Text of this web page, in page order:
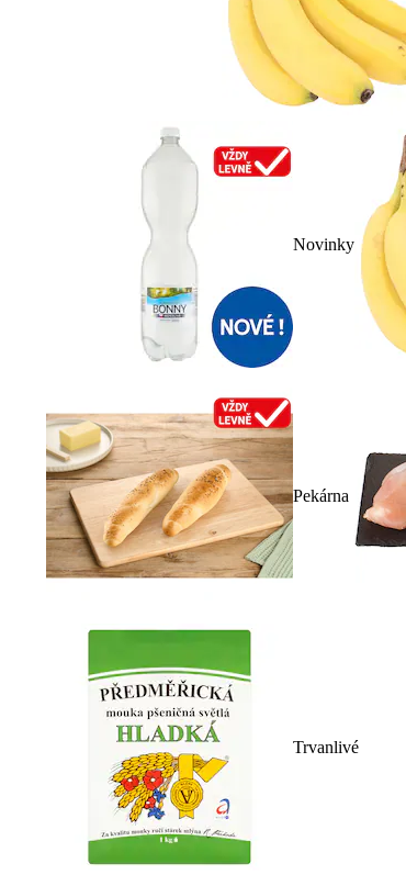
Novinky
Pekárna
Trvanlivé